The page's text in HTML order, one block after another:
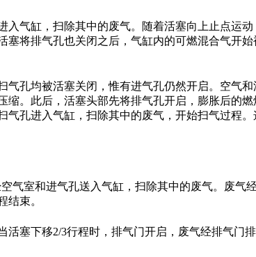
气缸，扫除其中的废气。随着活塞向上止点运动
将排气孔也关闭之后，气缸内的可燃混合气开始
孔均被活塞关闭，惟有进气孔仍然开启。空气和
。此后，活塞头部先将排气孔开启，膨胀后的
孔进入气缸，扫除其中的废气，开始扫气过程
气室和进气孔送入气缸，扫除其中的废气。废气
结束。
塞下移2/3行程时，排气门开启，废气经排气门